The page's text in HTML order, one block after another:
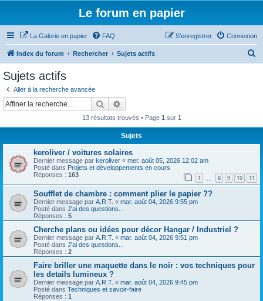
Le forum en papier
La Galerie en papier FAQ Connexion
S’enregistrer
Index du forum Rechercher Sujets actifs
Sujets actifs
Aller à la recherche avancée
Rechercher
13 résultats trouvés • Page 1 sur 1
Sujets
keroliver / voitures solaires
Dernier message par keroliver « mer. août 05, 2026 12:02 am
Posté dans Projets et développements en cours
Réponses : 163 1 8 9 10 11
Soufflet de chambre : comment plier le papier ??
Dernier message par A.R.T. « mar. août 04, 2026 9:55 pm
Posté dans J'ai des questions...
Réponses : 5
Cherche plans ou idées pour décor Hangar / Industriel ?
Dernier message par A.R.T. « mar. août 04, 2026 9:51 pm
Posté dans J'ai des questions...
Réponses : 2
Faire briller une maquette dans le noir : vos techniques pour
les details lumineux ?
Dernier message par A.R.T. « mar. août 04, 2026 9:45 pm
Posté dans Techniques et savoir-faire
Réponses : 1